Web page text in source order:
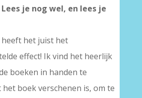
je nog wel, en lees je
heeft het juist het
effect! Ik vind het heerlijk
boeken in handen te
boek verschenen is, om te